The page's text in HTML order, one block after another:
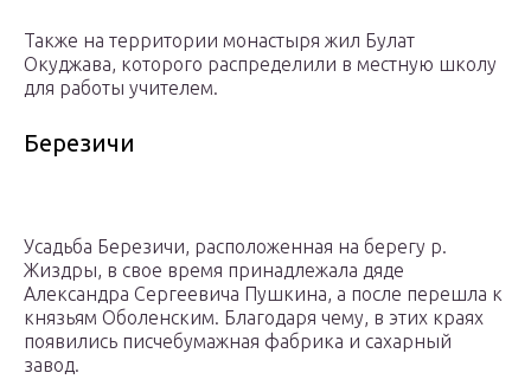
Также на территории монастыря жил Булат
Окуджава, которого распределили в местную школу
для работы учителем.
Березичи
Усадьба Березичи, расположенная на берегу р.
Жиздры, в свое время принадлежала дяде
Александра Сергеевича Пушкина, а после перешла к
князьям Оболенским. Благодаря чему, в этих краях
появились писчебумажная фабрика и сахарный
завод.